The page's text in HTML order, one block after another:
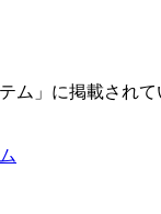
ム」に掲載され